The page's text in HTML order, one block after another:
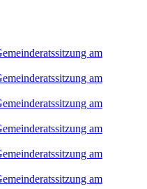
am
am
am
am
am
am